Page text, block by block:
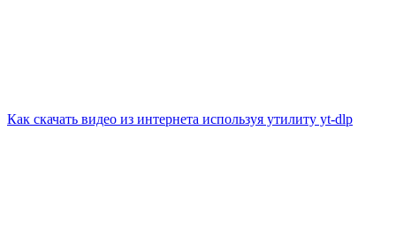
Как скачать видео из интернета используя утилиту yt-dlp